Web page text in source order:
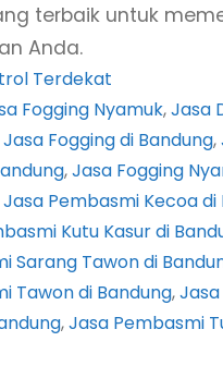
terbaik untuk
Anda.
Terdekat
Fogging Nyamuk, Jasa
Jasa Fogging di Bandung,
, Jasa Fogging
Jasa Pembasmi Kecoa di
Kutu Kasur di
Sarang Tawon di
Tawon di Bandung,
, Jasa Pembasmi